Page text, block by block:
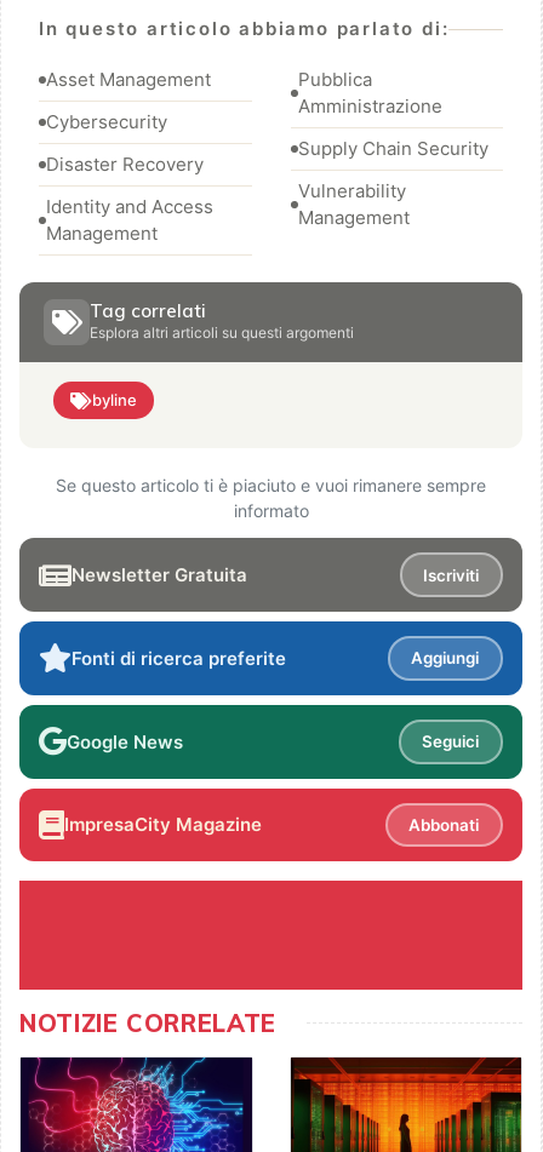
In questo articolo abbiamo parlato di:
Asset Management
Cybersecurity
Disaster Recovery
Identity and Access
Management
Pubblica
Amministrazione
Supply Chain Security
Vulnerability
Management
Tag correlati
Esplora altri articoli su questi argomenti
byline
Se questo articolo ti è piaciuto e vuoi rimanere sempre
informato
Newsletter Gratuita Iscriviti
Fonti di ricerca preferite Aggiungi
Google News Seguici
ImpresaCity Magazine Abbonati
NOTIZIE CORRELATE